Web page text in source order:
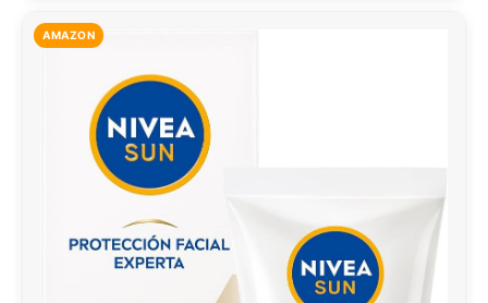
AMAZON